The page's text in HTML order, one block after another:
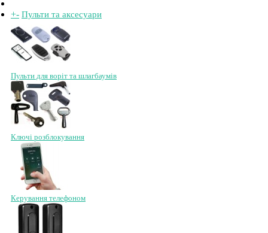
+- Пульти та аксесуари
Пульти для воріт та шлагбаумів
Ключі розблокування
Керування телефоном